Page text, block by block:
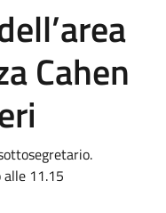
Cahen
11.15